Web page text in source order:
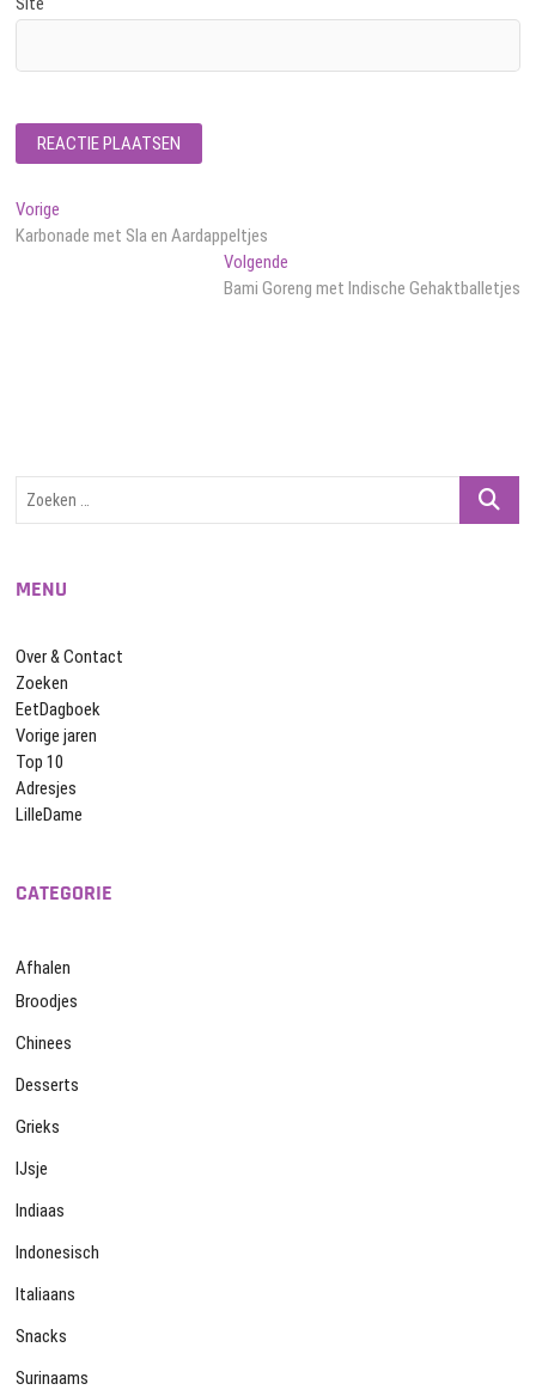
Bericht
navigatie
Vorige
bericht:
Karbonade met Sla en Aardappeltjes
VolgendeVolgend
bericht:
Bami Goreng met Indische Gehaktballetjes
Zoeken
MENU
Over & Contact
Zoeken
EetDagboek
Vorige jaren
Top 10
Adresjes
LilleDame
CATEGORIE
Afhalen
Broodjes
Chinees
Desserts
Grieks
IJsje
Indiaas
Indonesisch
Italiaans
Snacks
Surinaams